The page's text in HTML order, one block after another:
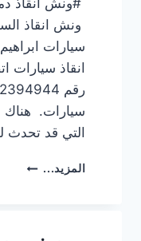
#ونش انقاذ
ونش انقاذ
سيارات
انقاذ سيارات
سيارات. هناك
التي قد تحدث
المزيد... #ونش